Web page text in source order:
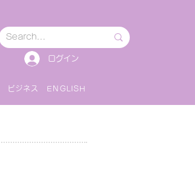
ログイン
ビジネス ENGLISH